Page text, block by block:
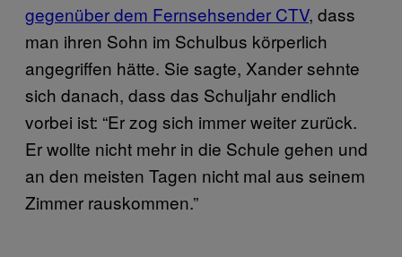
gegenüber dem Fernsehsender CTV, dass
man ihren Sohn im Schulbus körperlich
angegriffen hätte. Sie sagte, Xander sehnte
sich danach, dass das Schuljahr endlich
vorbei ist: “Er zog sich immer weiter zurück.
Er wollte nicht mehr in die Schule gehen und
an den meisten Tagen nicht mal aus seinem
Zimmer rauskommen.”